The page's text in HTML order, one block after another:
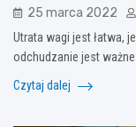
25 marca 2022
Utrata wagi jest łatwa,
odchudzanie jest
Czytaj dalej